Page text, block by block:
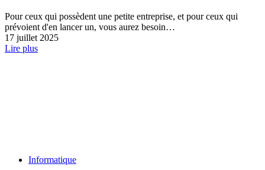
Pour ceux qui possèdent une petite entreprise, et pour ceux qui
prévoient d'en lancer un, vous aurez besoin…
17 juillet 2025
Lire plus
Informatique